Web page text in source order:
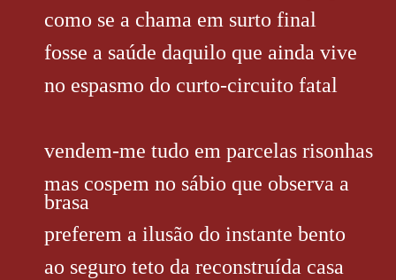
como se a chama em surto final
fosse a saúde daquilo que ainda vive
no espasmo do curto-circuito fatal
vendem-me tudo em parcelas risonhas
mas cospem no sábio que observa a
brasa
preferem a ilusão do instante bento
ao seguro teto da reconstruída casa